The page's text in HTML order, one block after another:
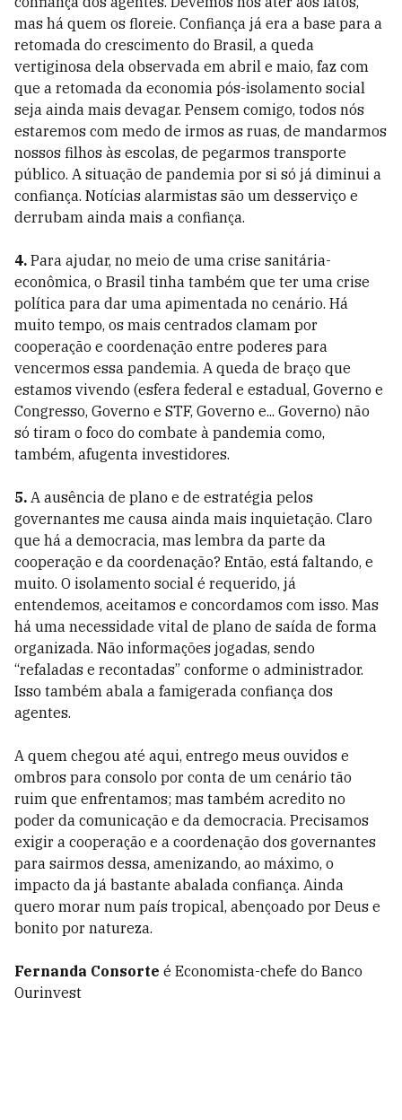
mas há quem os floreie. Confiança já era a base para a
retomada do crescimento do Brasil, a queda
vertiginosa dela observada em abril e maio, faz com
que a retomada da economia pós-isolamento social
seja ainda mais devagar. Pensem comigo, todos nós
estaremos com medo de irmos as ruas, de mandarmos
nossos filhos às escolas, de pegarmos transporte
público. A situação de pandemia por si só já diminui a
confiança. Notícias alarmistas são um desserviço e
derrubam ainda mais a confiança.
4. Para ajudar, no meio de uma crise sanitária-
econômica, o Brasil tinha também que ter uma crise
política para dar uma apimentada no cenário. Há
muito tempo, os mais centrados clamam por
cooperação e coordenação entre poderes para
vencermos essa pandemia. A queda de braço que
estamos vivendo (esfera federal e estadual, Governo e
Congresso, Governo e STF, Governo e... Governo) não
só tiram o foco do combate à pandemia como,
também, afugenta investidores.
5. A ausência de plano e de estratégia pelos
governantes me causa ainda mais inquietação. Claro
que há a democracia, mas lembra da parte da
cooperação e da coordenação? Então, está faltando, e
muito. O isolamento social é requerido, já
entendemos, aceitamos e concordamos com isso. Mas
há uma necessidade vital de plano de saída de forma
organizada. Não informações jogadas, sendo
“refaladas e recontadas” conforme o administrador.
Isso também abala a famigerada confiança dos
agentes.
A quem chegou até aqui, entrego meus ouvidos e
ombros para consolo por conta de um cenário tão
ruim que enfrentamos; mas também acredito no
poder da comunicação e da democracia. Precisamos
exigir a cooperação e a coordenação dos governantes
para sairmos dessa, amenizando, ao máximo, o
impacto da já bastante abalada confiança. Ainda
quero morar num país tropical, abençoado por Deus e
bonito por natureza.
Fernanda Consorte é Economista-chefe do Banco
Ourinvest